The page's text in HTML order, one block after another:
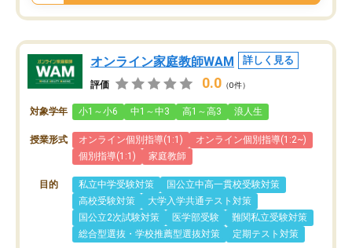
オンライン家庭教師WAM 詳しく見る
評価 0.0 （0件）
対象学年 小1～小6 中1～中3 高1～高3 浪人生
授業形式 オンライン個別指導(1:1)
オンライン個別指導(1:2~)
個別指導(1:1)
家庭教師
目的 私立中学受験対策
国公立中高一貫校受験対策
高校受験対策
大学入学共通テスト対策
国公立2次試験対策
医学部受験
難関私立受験対策
総合型選抜・学校推薦型選抜対策
定期テスト対策